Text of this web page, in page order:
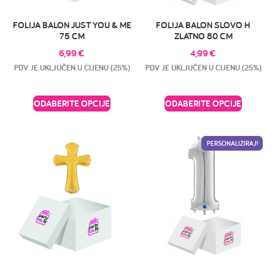
FOLIJA BALON JUST YOU & ME
75 CM
6,99€
PDV JE UKLJUČEN U CIJENU (25%)
ODABERITE OPCIJE
FOLIJA BALON SLOVO H
ZLATNO 80 CM
4,99€
PDV JE UKLJUČEN U CIJENU (25%)
ODABERITE OPCIJE
PERSONALIZIRAJ!